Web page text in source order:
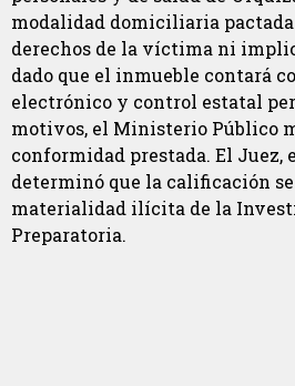
modalidad domiciliaria
derechos de la víctima ni
dado que el inmueble contará
electrónico y control estatal
motivos, el Ministerio Público
conformidad prestada. El Juez,
determinó que la calificación
materialidad ilícita de la
Preparatoria.